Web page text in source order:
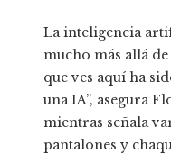
La inteligencia
mucho más allá
que ves aquí ha
una IA”, asegura
mientras señala
pantalones y